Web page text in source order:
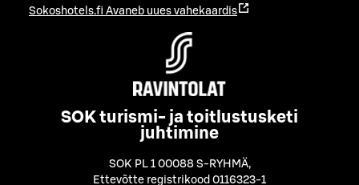
Sokoshotels.fi Avaneb uues vahekaardis
SOK turismi- ja toitlustusketi
juhtimine
SOK PL 1 00088 S-RYHMÄ,
Ettevõtte registrikood 0116323-1